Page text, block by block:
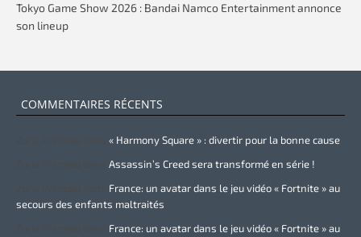
Tokyo Game Show 2026 : Bandai Namco Entertainment annonce
son lineup
COMMENTAIRES RÉCENTS
« Harmony Square » : divertir pour la bonne cause
Assassin’s Creed sera transformé en série !
France: un avatar dans le jeu vidéo « Fortnite » au
secours des enfants maltraités
France: un avatar dans le jeu vidéo « Fortnite » au